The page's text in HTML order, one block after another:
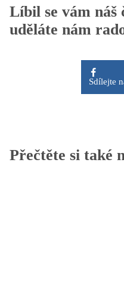
Líbil se vám náš
uděláte nám
Sdílejte
Přečtěte si také